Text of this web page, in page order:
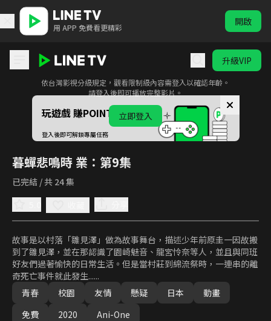
用 APP 免費看更精彩 開啟
升級VIP
暮蟬悲鳴時 業
此影音為限制級內容
依台灣影視分級規定，觀看限制級內容需登入以確認年齡。
請登入後即可播放完整影片。
立即登入
玩遊戲 賺POINTS！
登入後即可解鎖專屬任務
暮蟬悲鳴時 業 ：第9集
已完結 / 共 24 集
故事是以村落「雛見澤」做為故事舞台，描述少年前原圭一因故搬
到了雛見澤，並在那認識了園崎魅音、龍宮怜奈等人，並且與同班
好友們過著愉快的日常生活。但是當村莊到綿流祭時，一連串的離
奇死亡事件就此發生......
青春
校園 友情 懸疑 日本
動畫
免費
2020 Ani-One